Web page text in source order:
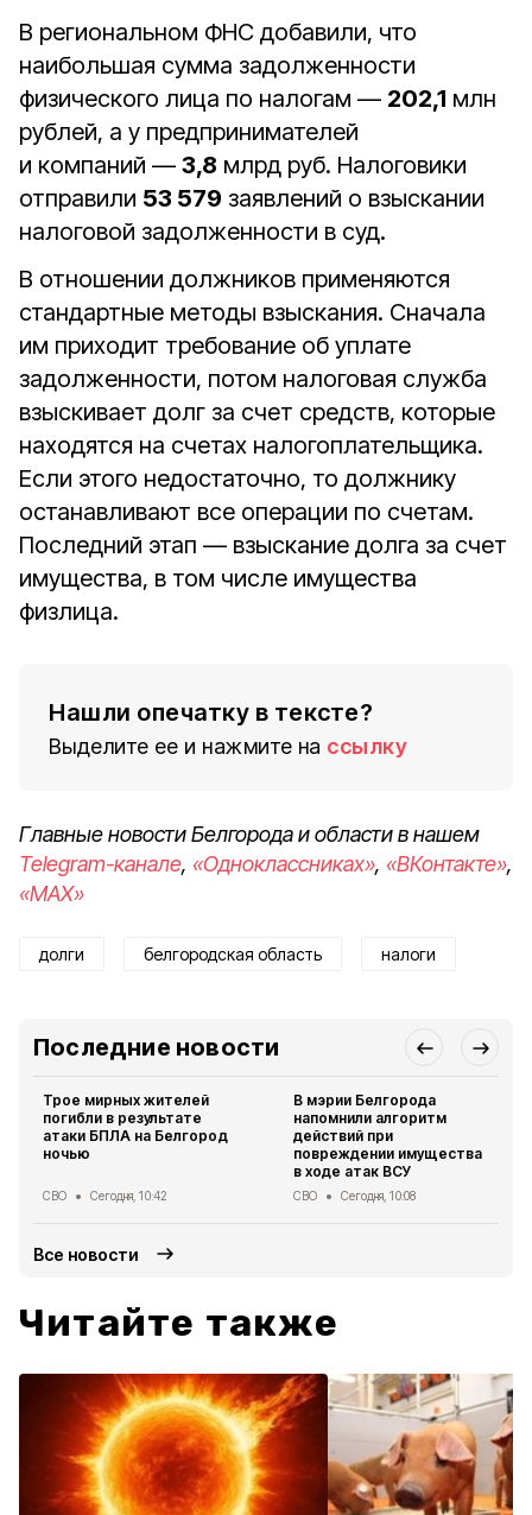
В региональном ФНС добавили, что
наибольшая сумма задолженности
физического лица по налогам — 202,1 млн
рублей, а у предпринимателей
и компаний — 3,8 млрд руб. Налоговики
отправили 53 579 заявлений о взыскании
налоговой задолженности в суд.
В отношении должников применяются
стандартные методы взыскания. Сначала
им приходит требование об уплате
задолженности, потом налоговая служба
взыскивает долг за счет средств, которые
находятся на счетах налогоплательщика.
Если этого недостаточно, то должнику
останавливают все операции по счетам.
Последний этап — взыскание долга за счет
имущества, в том числе имущества
физлица.
Нашли опечатку в тексте?
Выделите ее и нажмите на ссылку
Главные новости Белгорода и области в нашем
Telegram-канале, «Одноклассниках», «ВКонтакте»,
«MAX»
долги белгородская область налоги
Последние новости
Трое мирных жителей
погибли в результате
атаки БПЛА на Белгород
ночью
СВО Сегодня, 10:42
В мэрии Белгорода
напомнили алгоритм
действий при
повреждении имущества
в ходе атак ВСУ
СВО Сегодня, 10:08
Все новости
Читайте также